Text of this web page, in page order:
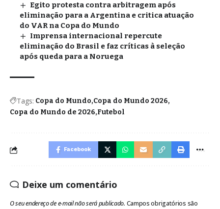
Egito protesta contra arbitragem após
eliminação para a Argentina e critica atuação
do VAR na Copa do Mundo
Imprensa internacional repercute
eliminação do Brasil e faz críticas à seleção
após queda para a Noruega
Tags: Copa do Mundo Copa do Mundo 2026
Copa do Mundo de 2026 Futebol
Facebook
Deixe um comentário
O seu endereço de e-mail não será publicado. Campos obrigatórios são